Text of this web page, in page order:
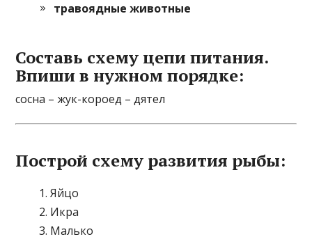
травоядные животные
Составь схему цепи питания.
Впиши в нужном порядке:
сосна – жук-короед – дятел
Построй схему развития рыбы:
Яйцо
Икра
Малько